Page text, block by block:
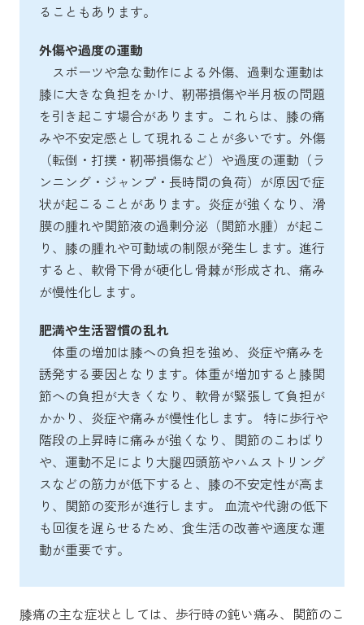
ることもあります。
外傷や過度の運動
スポーツや急な動作による外傷、過剰な運動は
膝に大きな負担をかけ、靭帯損傷や半月板の問題
を引き起こす場合があります。これらは、膝の痛
みや不安定感として現れることが多いです。外傷
（転倒・打撲・靭帯損傷など）や過度の運動（ラ
ンニング・ジャンプ・長時間の負荷）が原因で症
状が起こることがあります。炎症が強くなり、滑
膜の腫れや関節液の過剰分泌（関節水腫）が起こ
り、膝の腫れや可動域の制限が発生します。進行
すると、軟骨下骨が硬化し骨棘が形成され、痛み
が慢性化します。
肥満や生活習慣の乱れ
体重の増加は膝への負担を強め、炎症や痛みを
誘発する要因となります。体重が増加すると膝関
節への負担が大きくなり、軟骨が緊張して負担が
かかり、炎症や痛みが慢性化します。 特に歩行や
階段の上昇時に痛みが強くなり、関節のこわばり
や、運動不足により大腿四頭筋やハムストリング
スなどの筋力が低下すると、膝の不安定性が高ま
り、関節の変形が進行します。 血流や代謝の低下
も回復を遅らせるため、食生活の改善や適度な運
動が重要です。
膝痛の主な症状としては、歩行時の鈍い痛み、関節のこ